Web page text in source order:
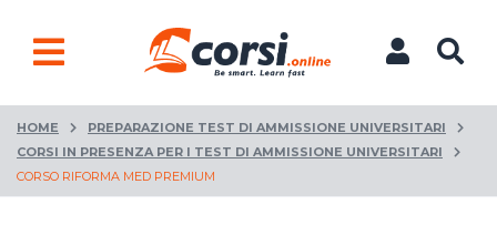
HOME
PREPARAZIONE TEST DI AMMISSIONE UNIVERSITARI
CORSI IN PRESENZA PER I TEST DI AMMISSIONE UNIVERSITARI
CORSO RIFORMA MED PREMIUM